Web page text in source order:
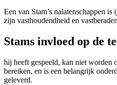
Een van Stam’s nalatenschappen
zijn vasthoudendheid en
Stams invloed op de
hij heeft gespeeld, kan niet worden
bereiken, en is een belangrijk
geleverd.